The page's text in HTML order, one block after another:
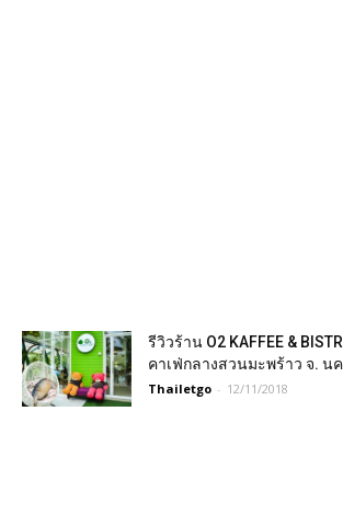
รีวิวร้าน O2 KAFFEE &
คาเฟ่กลางสวนมะพร้าว จ. น
Thailetgo - 12/11/2018